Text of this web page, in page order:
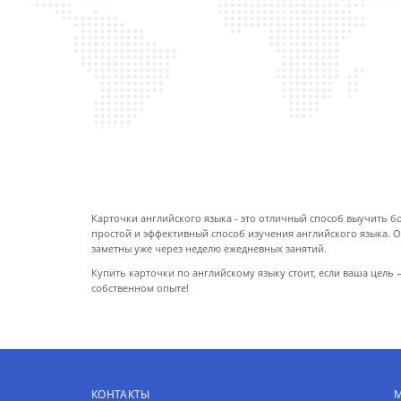
Карточки английского языка - это отличный способ выучить
простой и эффективный способ изучения английского языка.
заметны уже через неделю ежедневных занятий.
Купить карточки по английскому языку стоит, если ваша
собственном опыте!
КОНТАКТЫ